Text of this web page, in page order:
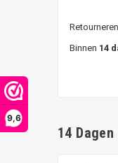
9,6
Retourneren
Binnen 14
14